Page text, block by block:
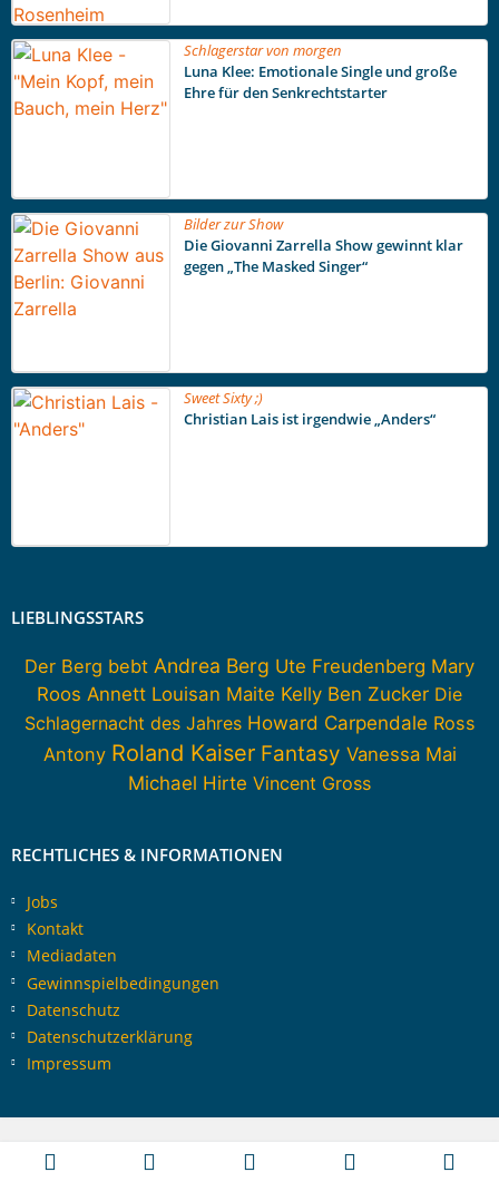
Schlagerstar von morgen
Luna Klee: Emotionale Single und große
Ehre für den Senkrechtstarter
Bilder zur Show
Die Giovanni Zarrella Show gewinnt klar
gegen „The Masked Singer“
Sweet Sixty ;)
Christian Lais ist irgendwie „Anders“
LIEBLINGSSTARS
Der Berg bebt Andrea Berg Ute Freudenberg Mary
Roos Annett Louisan Maite Kelly Ben Zucker Die
Schlagernacht des Jahres Howard Carpendale Ross
Antony Roland Kaiser Fantasy Vanessa Mai
Michael Hirte Vincent Gross
RECHTLICHES & INFORMATIONEN
Jobs
Kontakt
Mediadaten
Gewinnspielbedingungen
Datenschutz
Datenschutzerklärung
Impressum